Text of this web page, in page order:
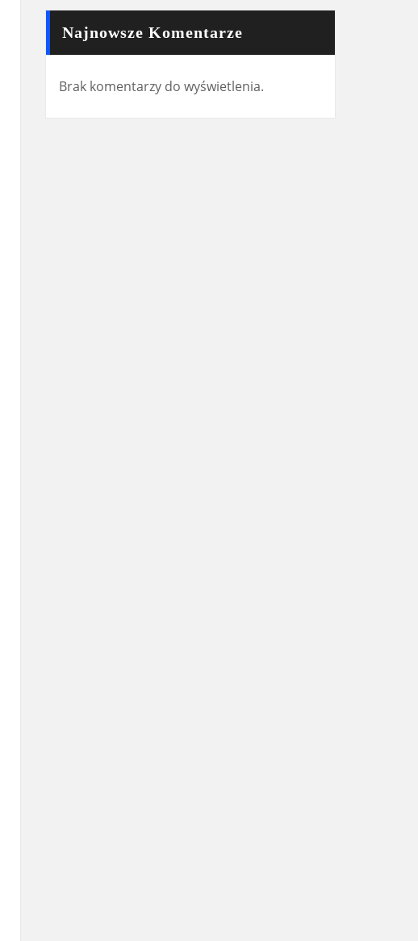
Najnowsze Komentarze
Brak komentarzy do wyświetlenia.